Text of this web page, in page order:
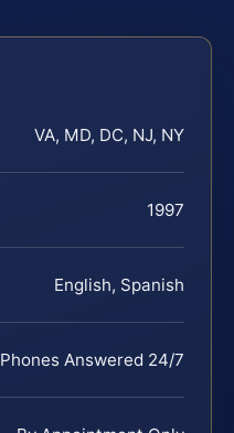
VA, MD, DC, NJ, NY
1997
English, Spanish
Phones Answered 24/7